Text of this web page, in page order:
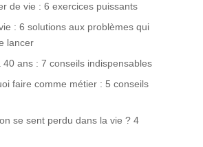
de vie : 6 exercices puissants
: 6 solutions aux problèmes qui
lancer
ans : 7 conseils indispensables
faire comme métier : 5 conseils
se sent perdu dans la vie ? 4